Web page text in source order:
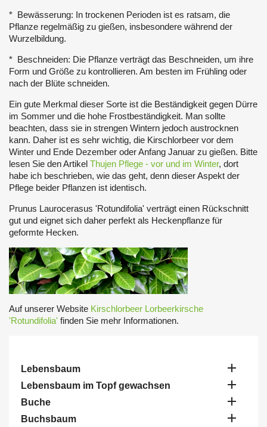
Lebensbaum 
Lebensbaum im Topf gewachsen 
Buche 
Buchsbaum 
* Bewässerung: In trockenen Perioden ist es ratsam, die
Pflanze regelmäßig zu gießen, insbesondere während der
Wurzelbildung.
* Beschneiden: Die Pflanze verträgt das Beschneiden, um ihre
Form und Größe zu kontrollieren. Am besten im Frühling oder
nach der Blüte schneiden.
Ein gute Merkmal dieser Sorte ist die Beständigkeit gegen Dürre
im Sommer und die hohe Frostbeständigkeit. Man sollte
beachten, dass sie in strengen Wintern jedoch austrocknen
kann. Daher ist es sehr wichtig, die Kirschlorbeer vor dem
Winter und Ende Dezember oder Anfang Januar zu gießen. Bitte
lesen Sie den Artikel Thujen Pflege - vor und im Winter, dort
habe ich beschrieben, wie das geht, denn dieser Aspekt der
Pflege beider Pflanzen ist identisch.
Prunus Laurocerasus 'Rotundifolia' verträgt einen Rückschnitt
gut und eignet sich daher perfekt als Heckenpflanze für
geformte Hecken.
Auf unserer Website Kirschlorbeer Lorbeerkirsche
'Rotundifolia' finden Sie mehr Informationen.